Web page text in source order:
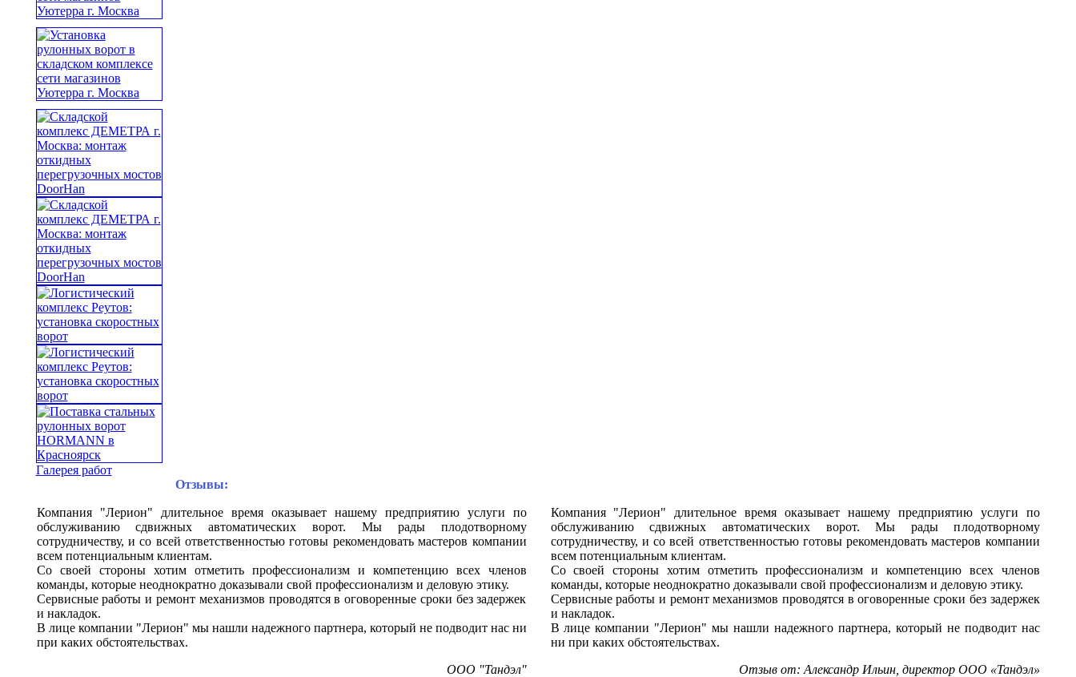
Галерея работ
Отзывы:
Компания "Лерион" длительное время оказывает нашему предприятию услуги по
обслуживанию сдвижных автоматических ворот. Мы рады плодотворному
сотрудничеству, и со всей ответственностью готовы рекомендовать мастеров компании
всем потенциальным клиентам.
Со своей стороны хотим отметить профессионализм и компетенцию всех членов
команды, которые неоднократно доказывали свой профессионализм и деловую этику.
Сервисные работы и ремонт механизмов проводятся в оговоренные сроки без задержек
и накладок.
В лице компании "Лерион" мы нашли надежного партнера, который не подводит нас ни
при каких обстоятельствах.
ООО "Тандэл"
Компания "Лерион" длительное время оказывает нашему предприятию услуги по
обслуживанию сдвижных автоматических ворот. Мы рады плодотворному
сотрудничеству, и со всей ответственностью готовы рекомендовать мастеров компании
всем потенциальным клиентам.
Со своей стороны хотим отметить профессионализм и компетенцию всех членов
команды, которые неоднократно доказывали свой профессионализм и деловую этику.
Сервисные работы и ремонт механизмов проводятся в оговоренные сроки без задержек
и накладок.
В лице компании "Лерион" мы нашли надежного партнера, который не подводит нас
ни при каких обстоятельствах.
Отзыв от: Александр Ильин, директор ООО «Тандэл»